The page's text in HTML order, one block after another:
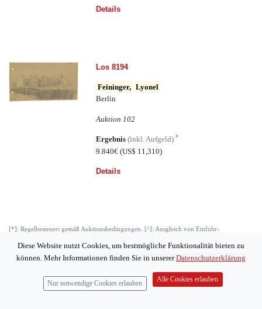
Details
Los 8194
Feininger, Lyonel
Berlin
Auktion 102
Ergebnis(inkl. Aufgeld)*
9.840€(US$ 11,310)
Details
[*]: Regelbesteuert gemäß Auktionsbedingungen. [^]: Ausgleich von Einfuhr-
* Alle Angaben inkl. 25% Regelaufgeld ohne MwSt. und ohne Gewähr – Irrtum
Diese Website nutzt Cookies, um bestmögliche Funktionalität bieten zu
können. Mehr Informationen finden Sie in unsererDatenschutzerklärung
Nur notwendige Cookies erlauben
Alle Cookies erlauben